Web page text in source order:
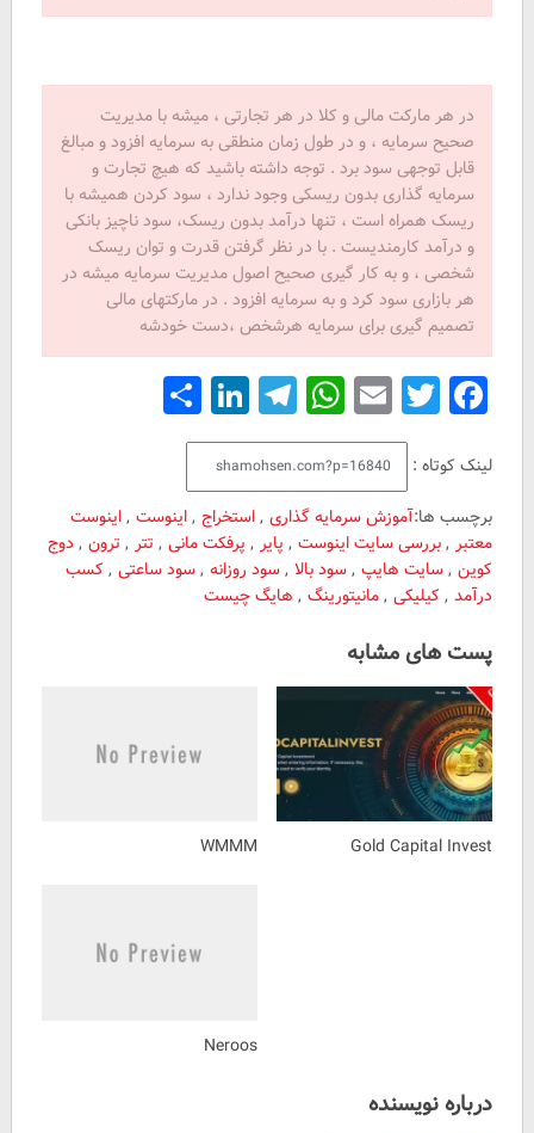
در هر مارکت مالی و کلا در هر تجارتی ، میشه با مدیریت
صحیح سرمایه ، و در طول زمان منطقی به سرمایه افزود و مبالغ
قابل توجهی سود برد . توجه داشته باشید که هیچ تجارت و
سرمایه گذاری بدون ریسکی وجود ندارد ، سود کردن همیشه با
ریسک همراه است ، تنها درآمد بدون ریسک، سود ناچیز بانکی
و درآمد کارمندیست . با در نظر گرفتن قدرت و توان ریسک
شخصی ، و به کار گیری صحیح اصول مدیریت سرمایه میشه در
هر بازاری سود کرد و به سرمایه افزود . در مارکتهای مالی
تصمیم گیری برای سرمایه هرشخص ،دست خودشه
Facebook
Twitter
Email
WhatsApp
Telegram
LinkedIn
Share
لینک کوتاه :
برچسب ها:آموزش سرمایه گذاری ,استخراج ,اینوست ,اینوست
معتبر ,بررسی سایت اینوست , پایر , پرفکت مانی , تتر , ترون , دوج
کوین ,سایت هایپ ,سود بالا ,سود روزانه ,سود ساعتی , کسب
درآمد , کیلیکی ,مانیتورینگ , هایگ چیست
پست های مشابه
WMMM Gold Capital Invest
Neroos
درباره نویسنده